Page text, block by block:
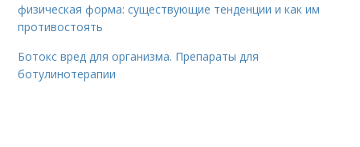
физическая форма: существующие тенденции и как им
противостоять
Ботокс вред для организма. Препараты для
ботулинотерапии